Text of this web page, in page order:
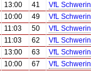
13:00 41
VfL Schwerin
10:00 49
VfL
11:03 50
VfL
11:03 62
VfL Schwerin
13:00 63
VfL Schwerin
10:00 67
VfL Schwerin